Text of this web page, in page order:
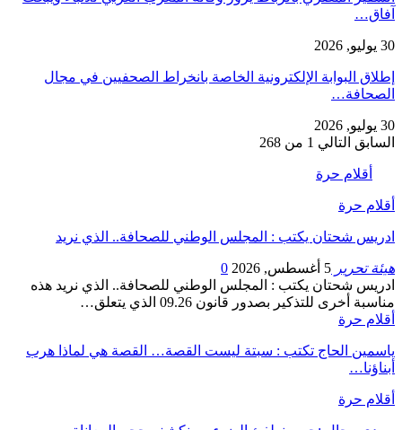
آفاق…
30 يوليو, 2026
إطلاق البوابة الإلكترونية الخاصة بانخراط الصحفيين في مجال
الصحافة…
30 يوليو, 2026
السابق التالي 1 من 268
أقلام حرة
أقلام حرة
ادريس شحتان يكتب : المجلس الوطني للصحافة.. الذي نريد
هيئة تحرير 5 أغسطس, 2026
0
ادريس شحتان يكتب : المجلس الوطني للصحافة.. الذي نريد هذه
مناسبة أخرى للتذكير بصدور قانون 09.26 الذي يتعلق…
أقلام حرة
ياسمين الحاج تكتب : سبتة ليست القصة… القصة هي لماذا هرب
أبناؤنا…
أقلام حرة